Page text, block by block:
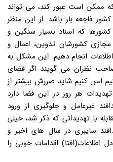
ممکن است عبور کند، می تواند
فاجعه بار باشد. از این منظر
که اسناد بسیار سنگین و
کشورشان تدوین، اعمال و
انجام دهیم. این مشکل به
نظران می گویند اگر فضای
امن کنیم شاید ضررش بیشتر از
هر روز در این فضا دارد
غیرعامل و جلوگیری از ورود
با تهدیداتی که ذکر شد، خیلی
سایبری در سال های اخیر و
اطلاعات(افتا) اقدامات خوبی را